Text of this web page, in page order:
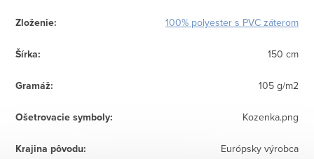
Zloženie: 100% polyester s PVC záterom
Šírka: 150 cm
Gramáž: 105 g/m2
Ošetrovacie symboly: Kozenka.png
Krajina pôvodu: Európsky výrobca